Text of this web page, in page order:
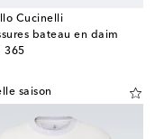
Cucinelli
bateau en daim
365
price
saison